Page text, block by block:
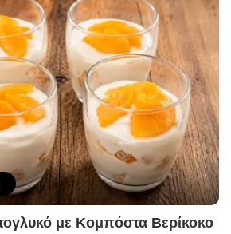
με Κομπόστα Βερίκοκο